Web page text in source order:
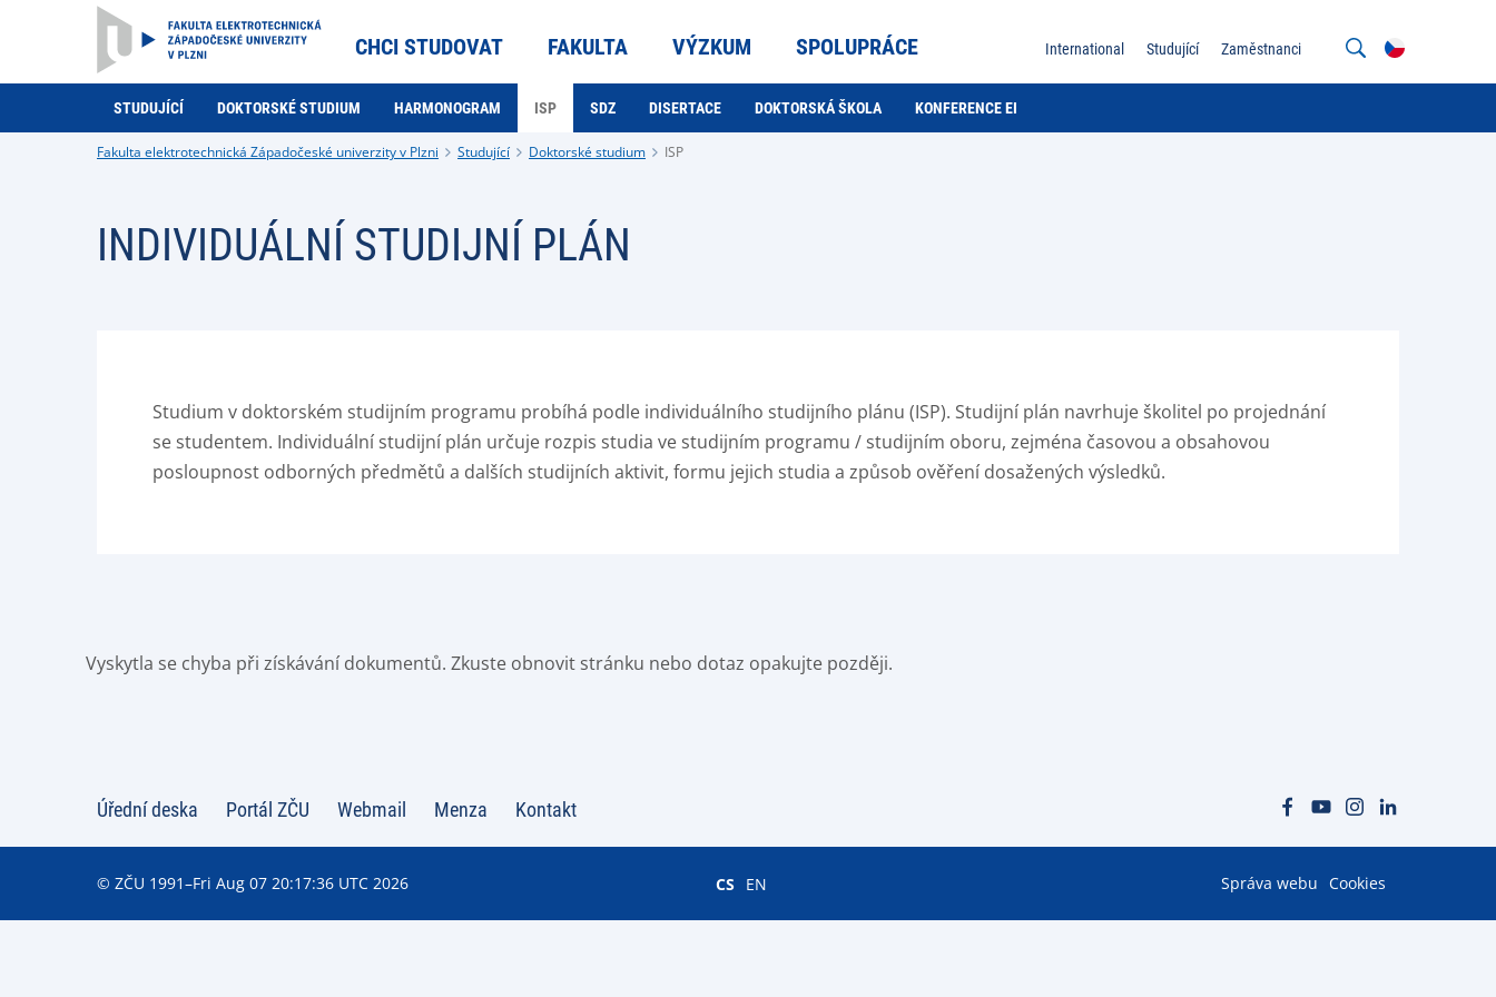
CHCI STUDOVAT FAKULTA VÝZKUM SPOLUPRÁCE International Studující Zaměstnanci
STUDUJÍCÍ DOKTORSKÉ STUDIUM HARMONOGRAM ISP SDZ DISERTACE DOKTORSKÁ ŠKOLA KONFERENCE EI
Fakulta elektrotechnická Západočeské univerzity v Plzni Studující Doktorské studium ISP
INDIVIDUÁLNÍ STUDIJNÍ PLÁN
Studium v doktorském studijním programu probíhá podle individuálního studijního plánu (ISP). Studijní plán navrhuje školitel po projednání
se studentem. Individuální studijní plán určuje rozpis studia ve studijním programu / studijním oboru, zejména časovou a obsahovou
posloupnost odborných předmětů a dalších studijních aktivit, formu jejich studia a způsob ověření dosažených výsledků.
Vyskytla se chyba při získávání dokumentů. Zkuste obnovit stránku nebo dotaz opakujte později.
Úřední deska Portál ZČU Webmail Menza Kontakt
© ZČU 1991–Fri Aug 07 20:17:36 UTC 2026 CS EN Správa webu Cookies